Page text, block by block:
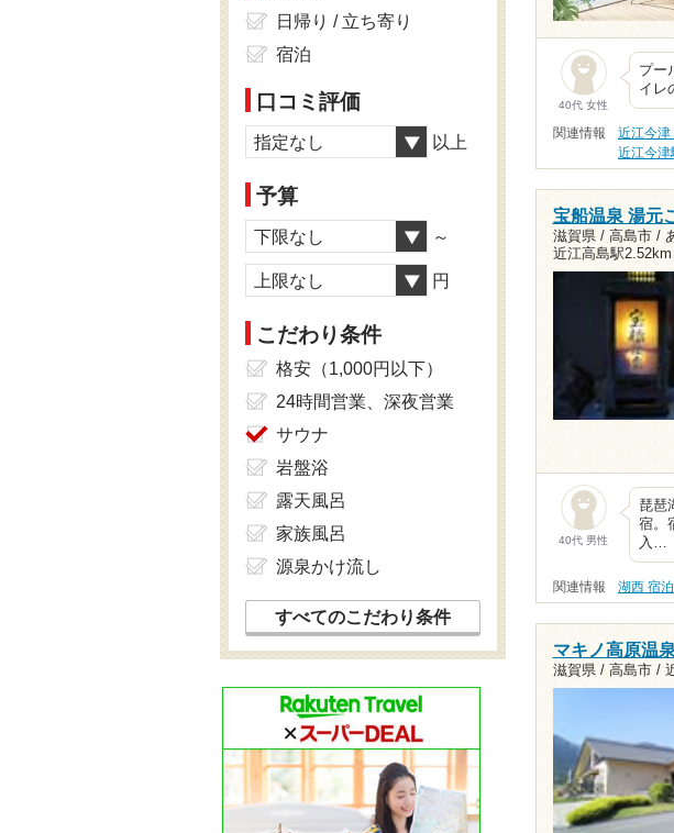
40代 女性
プー
イレ
関連情報 近江今津
近江今津
宝船温泉 湯元
滋賀県 / 高島市 /
近江高島駅2.52km
40代 男性
琵琶
宿。
入…
関連情報 湖西 宿泊
マキノ高原温
滋賀県 / 高島市 /
日帰り / 立ち寄り
宿泊
口コミ評価
指定なし 以上
予算
下限なし ～
上限なし 円
こだわり条件
格安（1,000円以下）
24時間営業、深夜営業
サウナ
岩盤浴
露天風呂
家族風呂
源泉かけ流し
すべてのこだわり条件